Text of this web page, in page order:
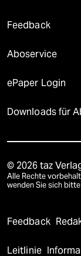
Feedback
Aboservice
ePaper Login
Downloads für
© 2026 taz
Alle Rechte
wenden Sie sich
Feedback
Leitlinie